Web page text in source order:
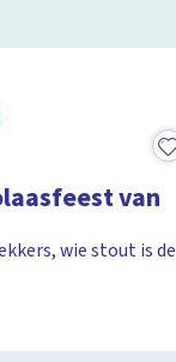
van
wie stout is de